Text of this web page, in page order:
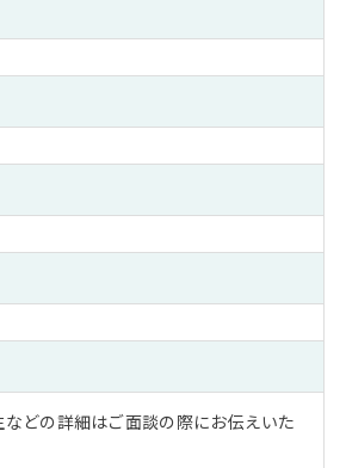
どの詳細はご面談の際にお伝えいた